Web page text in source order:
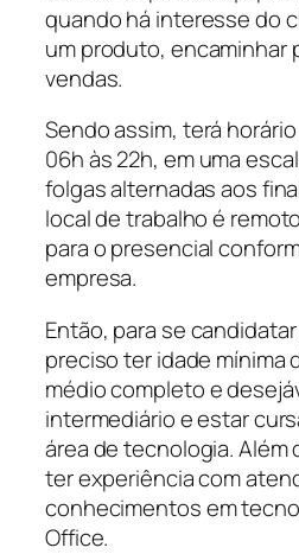
quando há interesse do
um produto, encaminhar
vendas.
Sendo assim, terá
06h às 22h, em uma
folgas alternadas aos
local de trabalho é
para o presencial
empresa.
Então, para se
preciso ter idade mínima
médio completo e
intermediário e estar
área de tecnologia.
ter experiência com
conhecimentos em
Office.